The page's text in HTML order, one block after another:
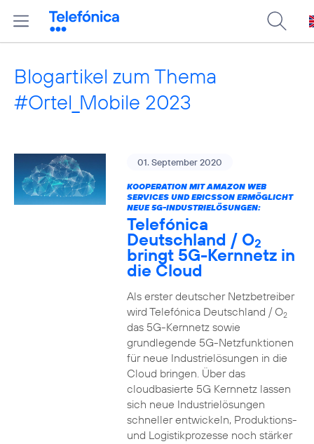
Blogartikel zum Thema
#Ortel_Mobile 2023
01. September 2020
KOOPERATION MIT AMAZON WEB
SERVICES UND ERICSSON ERMÖGLICHT
NEUE 5G-INDUSTRIELÖSUNGEN:
Telefónica
Deutschland / O2
bringt 5G-Kernnetz in
die Cloud
Als erster deutscher Netzbetreiber
wird Telefónica Deutschland / O2
das 5G-Kernnetz sowie
grundlegende 5G-Netzfunktionen
für neue Industrielösungen in die
Cloud bringen. Über das
cloudbasierte 5G Kernnetz lassen
sich neue Industrielösungen
schneller entwickeln, Produktions-
und Logistikprozesse noch stärker